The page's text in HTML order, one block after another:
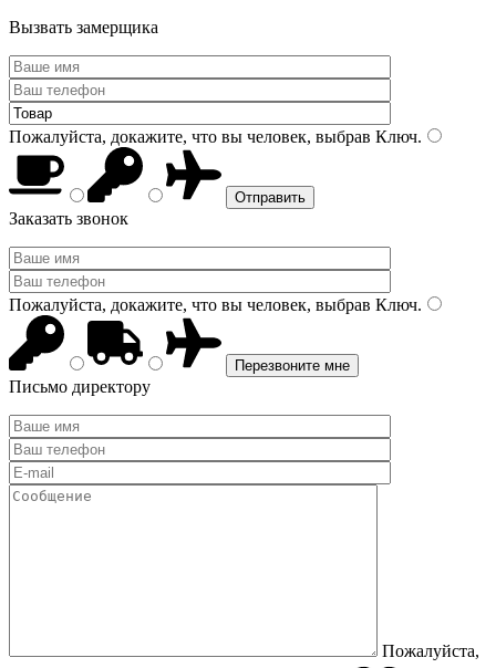
Вызвать замерщика
Пожалуйста, докажите, что вы человек, выбрав Ключ.
Заказать звонок
Пожалуйста, докажите, что вы человек, выбрав Ключ.
Письмо директору
Пожалуйста,